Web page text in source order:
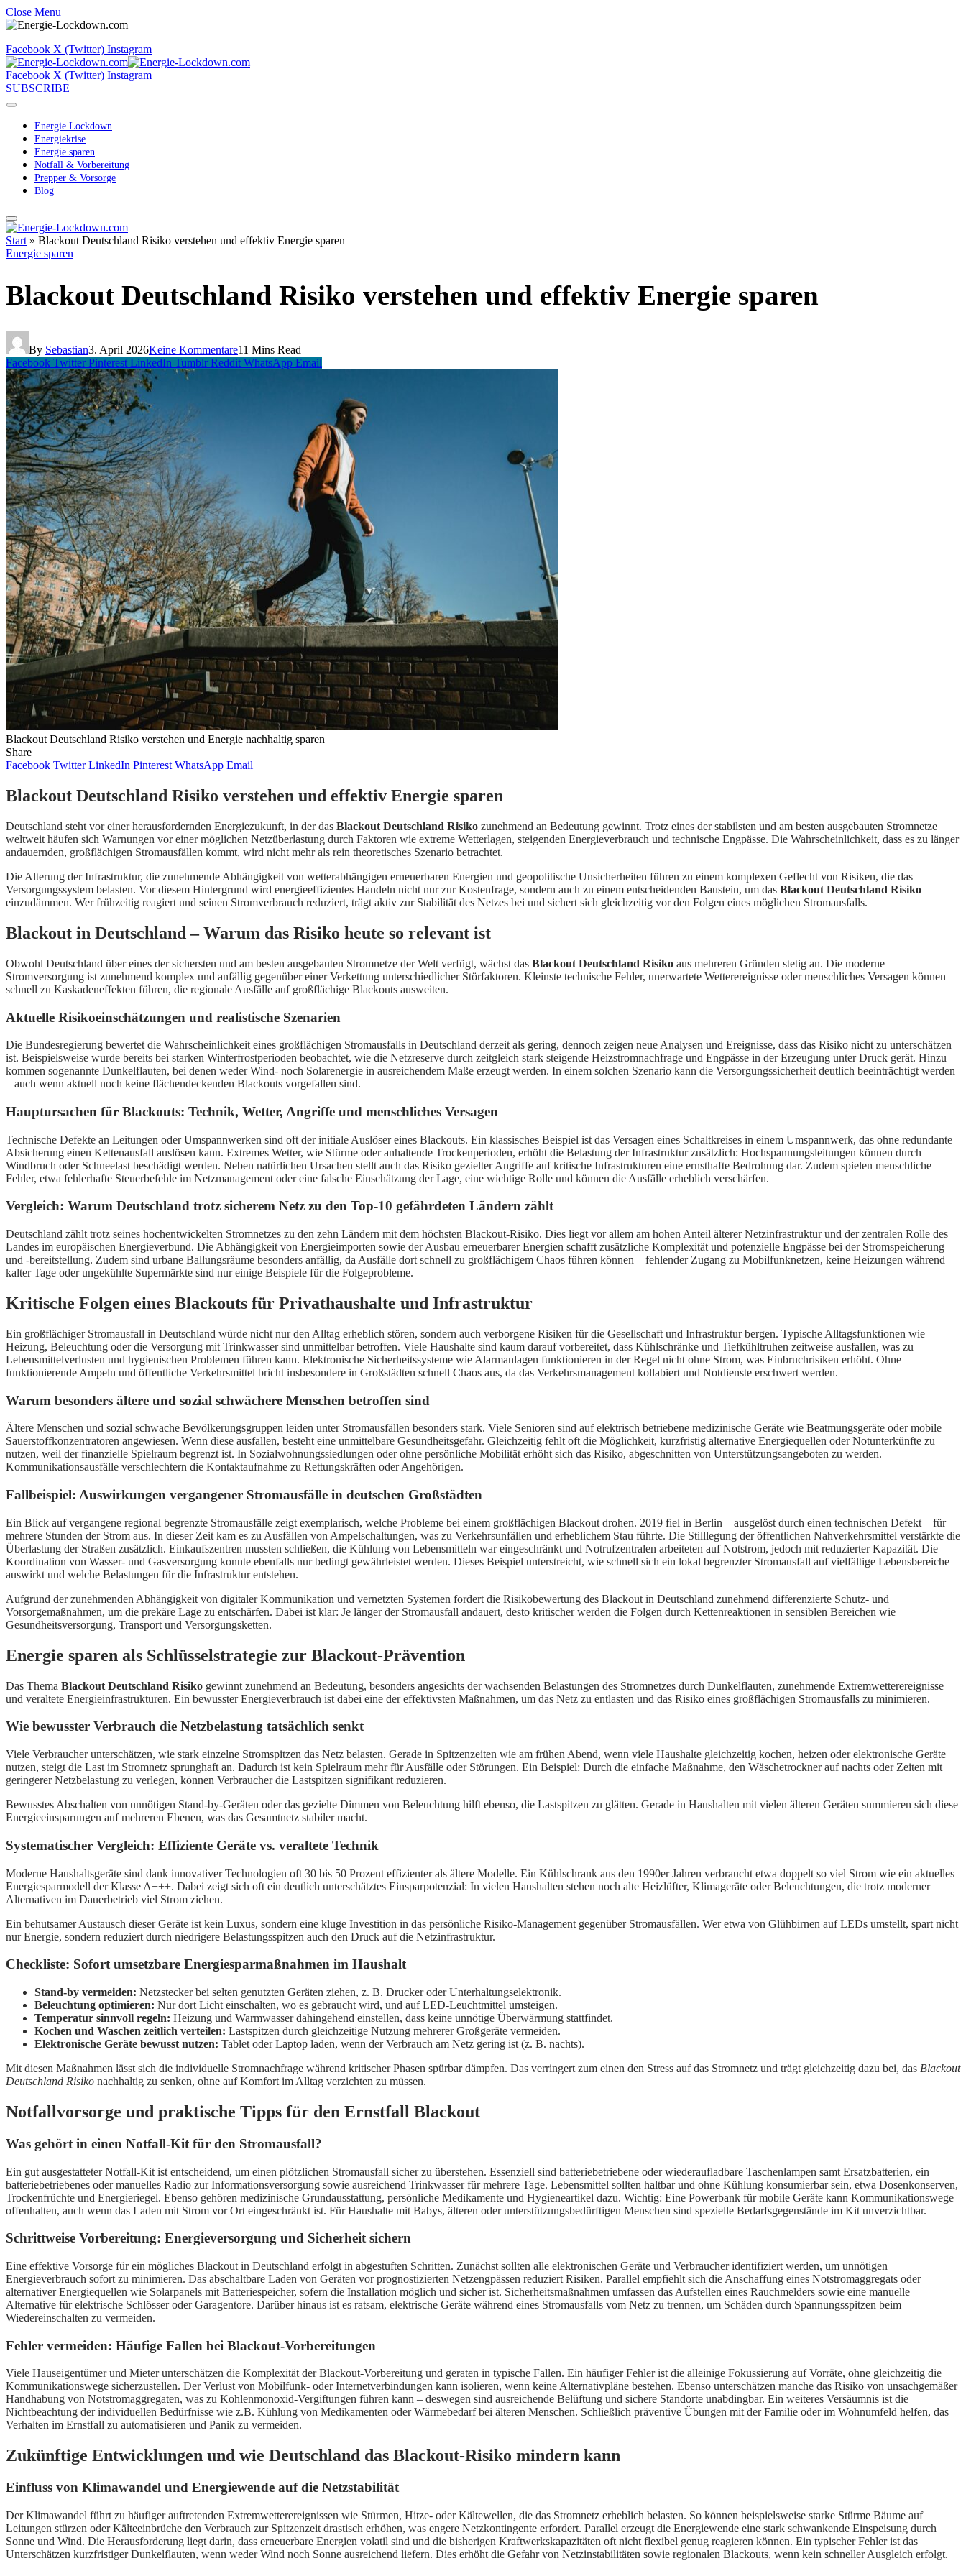
Close Menu
Facebook X (Twitter) Instagram
Facebook X (Twitter) Instagram
SUBSCRIBE
Energie Lockdown
Energiekrise
Energie sparen
Notfall & Vorbereitung
Prepper & Vorsorge
Blog
Start » Blackout Deutschland Risiko verstehen und effektiv Energie sparen
Energie sparen
Blackout Deutschland Risiko verstehen und effektiv Energie sparen
By Sebastian3. April 2026Keine Kommentare11 Mins Read
Facebook Twitter Pinterest LinkedIn Tumblr Reddit WhatsApp Email
Blackout Deutschland Risiko verstehen und Energie nachhaltig sparen
Share
Facebook Twitter LinkedIn Pinterest WhatsApp Email
Blackout Deutschland Risiko verstehen und effektiv Energie sparen
Deutschland steht vor einer herausfordernden Energiezukunft, in der das Blackout Deutschland Risiko zunehmend an Bedeutung gewinnt. Trotz eines der stabilsten und am besten ausgebauten Stromnetze
weltweit häufen sich Warnungen vor einer möglichen Netzüberlastung durch Faktoren wie extreme Wetterlagen, steigenden Energieverbrauch und technische Engpässe. Die Wahrscheinlichkeit, dass es zu länger
andauernden, großflächigen Stromausfällen kommt, wird nicht mehr als rein theoretisches Szenario betrachtet.
Die Alterung der Infrastruktur, die zunehmende Abhängigkeit von wetterabhängigen erneuerbaren Energien und geopolitische Unsicherheiten führen zu einem komplexen Geflecht von Risiken, die das
Versorgungssystem belasten. Vor diesem Hintergrund wird energieeffizientes Handeln nicht nur zur Kostenfrage, sondern auch zu einem entscheidenden Baustein, um das Blackout Deutschland Risiko
einzudämmen. Wer frühzeitig reagiert und seinen Stromverbrauch reduziert, trägt aktiv zur Stabilität des Netzes bei und sichert sich gleichzeitig vor den Folgen eines möglichen Stromausfalls.
Blackout in Deutschland – Warum das Risiko heute so relevant ist
Obwohl Deutschland über eines der sichersten und am besten ausgebauten Stromnetze der Welt verfügt, wächst das Blackout Deutschland Risiko aus mehreren Gründen stetig an. Die moderne
Stromversorgung ist zunehmend komplex und anfällig gegenüber einer Verkettung unterschiedlicher Störfaktoren. Kleinste technische Fehler, unerwartete Wetterereignisse oder menschliches Versagen können
schnell zu Kaskadeneffekten führen, die regionale Ausfälle auf großflächige Blackouts ausweiten.
Aktuelle Risikoeinschätzungen und realistische Szenarien
Die Bundesregierung bewertet die Wahrscheinlichkeit eines großflächigen Stromausfalls in Deutschland derzeit als gering, dennoch zeigen neue Analysen und Ereignisse, dass das Risiko nicht zu unterschätzen
ist. Beispielsweise wurde bereits bei starken Winterfrostperioden beobachtet, wie die Netzreserve durch zeitgleich stark steigende Heizstromnachfrage und Engpässe in der Erzeugung unter Druck gerät. Hinzu
kommen sogenannte Dunkelflauten, bei denen weder Wind- noch Solarenergie in ausreichendem Maße erzeugt werden. In einem solchen Szenario kann die Versorgungssicherheit deutlich beeinträchtigt werden
– auch wenn aktuell noch keine flächendeckenden Blackouts vorgefallen sind.
Hauptursachen für Blackouts: Technik, Wetter, Angriffe und menschliches Versagen
Technische Defekte an Leitungen oder Umspannwerken sind oft der initiale Auslöser eines Blackouts. Ein klassisches Beispiel ist das Versagen eines Schaltkreises in einem Umspannwerk, das ohne redundante
Absicherung einen Kettenausfall auslösen kann. Extremes Wetter, wie Stürme oder anhaltende Trockenperioden, erhöht die Belastung der Infrastruktur zusätzlich: Hochspannungsleitungen können durch
Windbruch oder Schneelast beschädigt werden. Neben natürlichen Ursachen stellt auch das Risiko gezielter Angriffe auf kritische Infrastrukturen eine ernsthafte Bedrohung dar. Zudem spielen menschliche
Fehler, etwa fehlerhafte Steuerbefehle im Netzmanagement oder eine falsche Einschätzung der Lage, eine wichtige Rolle und können die Ausfälle erheblich verschärfen.
Vergleich: Warum Deutschland trotz sicherem Netz zu den Top-10 gefährdeten Ländern zählt
Deutschland zählt trotz seines hochentwickelten Stromnetzes zu den zehn Ländern mit dem höchsten Blackout-Risiko. Dies liegt vor allem am hohen Anteil älterer Netzinfrastruktur und der zentralen Rolle des
Landes im europäischen Energieverbund. Die Abhängigkeit von Energieimporten sowie der Ausbau erneuerbarer Energien schafft zusätzliche Komplexität und potenzielle Engpässe bei der Stromspeicherung
und -bereitstellung. Zudem sind urbane Ballungsräume besonders anfällig, da Ausfälle dort schnell zu großflächigem Chaos führen können – fehlender Zugang zu Mobilfunknetzen, keine Heizungen während
kalter Tage oder ungekühlte Supermärkte sind nur einige Beispiele für die Folgeprobleme.
Kritische Folgen eines Blackouts für Privathaushalte und Infrastruktur
Ein großflächiger Stromausfall in Deutschland würde nicht nur den Alltag erheblich stören, sondern auch verborgene Risiken für die Gesellschaft und Infrastruktur bergen. Typische Alltagsfunktionen wie
Heizung, Beleuchtung oder die Versorgung mit Trinkwasser sind unmittelbar betroffen. Viele Haushalte sind kaum darauf vorbereitet, dass Kühlschränke und Tiefkühltruhen zeitweise ausfallen, was zu
Lebensmittelverlusten und hygienischen Problemen führen kann. Elektronische Sicherheitssysteme wie Alarmanlagen funktionieren in der Regel nicht ohne Strom, was Einbruchrisiken erhöht. Ohne
funktionierende Ampeln und öffentliche Verkehrsmittel bricht insbesondere in Großstädten schnell Chaos aus, da das Verkehrsmanagement kollabiert und Notdienste erschwert werden.
Warum besonders ältere und sozial schwächere Menschen betroffen sind
Ältere Menschen und sozial schwache Bevölkerungsgruppen leiden unter Stromausfällen besonders stark. Viele Senioren sind auf elektrisch betriebene medizinische Geräte wie Beatmungsgeräte oder mobile
Sauerstoffkonzentratoren angewiesen. Wenn diese ausfallen, besteht eine unmittelbare Gesundheitsgefahr. Gleichzeitig fehlt oft die Möglichkeit, kurzfristig alternative Energiequellen oder Notunterkünfte zu
nutzen, weil der finanzielle Spielraum begrenzt ist. In Sozialwohnungssiedlungen oder ohne persönliche Mobilität erhöht sich das Risiko, abgeschnitten von Unterstützungsangeboten zu werden.
Kommunikationsausfälle verschlechtern die Kontaktaufnahme zu Rettungskräften oder Angehörigen.
Fallbeispiel: Auswirkungen vergangener Stromausfälle in deutschen Großstädten
Ein Blick auf vergangene regional begrenzte Stromausfälle zeigt exemplarisch, welche Probleme bei einem großflächigen Blackout drohen. 2019 fiel in Berlin – ausgelöst durch einen technischen Defekt – für
mehrere Stunden der Strom aus. In dieser Zeit kam es zu Ausfällen von Ampelschaltungen, was zu Verkehrsunfällen und erheblichem Stau führte. Die Stilllegung der öffentlichen Nahverkehrsmittel verstärkte die
Überlastung der Straßen zusätzlich. Einkaufszentren mussten schließen, die Kühlung von Lebensmitteln war eingeschränkt und Notrufzentralen arbeiteten auf Notstrom, jedoch mit reduzierter Kapazität. Die
Koordination von Wasser- und Gasversorgung konnte ebenfalls nur bedingt gewährleistet werden. Dieses Beispiel unterstreicht, wie schnell sich ein lokal begrenzter Stromausfall auf vielfältige Lebensbereiche
auswirkt und welche Belastungen für die Infrastruktur entstehen.
Aufgrund der zunehmenden Abhängigkeit von digitaler Kommunikation und vernetzten Systemen fordert die Risikobewertung des Blackout in Deutschland zunehmend differenzierte Schutz- und
Vorsorgemaßnahmen, um die prekäre Lage zu entschärfen. Dabei ist klar: Je länger der Stromausfall andauert, desto kritischer werden die Folgen durch Kettenreaktionen in sensiblen Bereichen wie
Gesundheitsversorgung, Transport und Versorgungsketten.
Energie sparen als Schlüsselstrategie zur Blackout-Prävention
Das Thema Blackout Deutschland Risiko gewinnt zunehmend an Bedeutung, besonders angesichts der wachsenden Belastungen des Stromnetzes durch Dunkelflauten, zunehmende Extremwetterereignisse
und veraltete Energieinfrastrukturen. Ein bewusster Energieverbrauch ist dabei eine der effektivsten Maßnahmen, um das Netz zu entlasten und das Risiko eines großflächigen Stromausfalls zu minimieren.
Wie bewusster Verbrauch die Netzbelastung tatsächlich senkt
Viele Verbraucher unterschätzen, wie stark einzelne Stromspitzen das Netz belasten. Gerade in Spitzenzeiten wie am frühen Abend, wenn viele Haushalte gleichzeitig kochen, heizen oder elektronische Geräte
nutzen, steigt die Last im Stromnetz sprunghaft an. Dadurch ist kein Spielraum mehr für Ausfälle oder Störungen. Ein Beispiel: Durch die einfache Maßnahme, den Wäschetrockner auf nachts oder Zeiten mit
geringerer Netzbelastung zu verlegen, können Verbraucher die Lastspitzen signifikant reduzieren.
Bewusstes Abschalten von unnötigen Stand-by-Geräten oder das gezielte Dimmen von Beleuchtung hilft ebenso, die Lastspitzen zu glätten. Gerade in Haushalten mit vielen älteren Geräten summieren sich diese
Energieeinsparungen auf mehreren Ebenen, was das Gesamtnetz stabiler macht.
Systematischer Vergleich: Effiziente Geräte vs. veraltete Technik
Moderne Haushaltsgeräte sind dank innovativer Technologien oft 30 bis 50 Prozent effizienter als ältere Modelle. Ein Kühlschrank aus den 1990er Jahren verbraucht etwa doppelt so viel Strom wie ein aktuelles
Energiesparmodell der Klasse A+++. Dabei zeigt sich oft ein deutlich unterschätztes Einsparpotenzial: In vielen Haushalten stehen noch alte Heizlüfter, Klimageräte oder Beleuchtungen, die trotz moderner
Alternativen im Dauerbetrieb viel Strom ziehen.
Ein behutsamer Austausch dieser Geräte ist kein Luxus, sondern eine kluge Investition in das persönliche Risiko-Management gegenüber Stromausfällen. Wer etwa von Glühbirnen auf LEDs umstellt, spart nicht
nur Energie, sondern reduziert durch niedrigere Belastungsspitzen auch den Druck auf die Netzinfrastruktur.
Checkliste: Sofort umsetzbare Energiesparmaßnahmen im Haushalt
Stand-by vermeiden: Netzstecker bei selten genutzten Geräten ziehen, z. B. Drucker oder Unterhaltungselektronik.
Beleuchtung optimieren: Nur dort Licht einschalten, wo es gebraucht wird, und auf LED-Leuchtmittel umsteigen.
Temperatur sinnvoll regeln: Heizung und Warmwasser dahingehend einstellen, dass keine unnötige Überwärmung stattfindet.
Kochen und Waschen zeitlich verteilen: Lastspitzen durch gleichzeitige Nutzung mehrerer Großgeräte vermeiden.
Elektronische Geräte bewusst nutzen: Tablet oder Laptop laden, wenn der Verbrauch am Netz gering ist (z. B. nachts).
Mit diesen Maßnahmen lässt sich die individuelle Stromnachfrage während kritischer Phasen spürbar dämpfen. Das verringert zum einen den Stress auf das Stromnetz und trägt gleichzeitig dazu bei, das Blackout
Deutschland Risiko nachhaltig zu senken, ohne auf Komfort im Alltag verzichten zu müssen.
Notfallvorsorge und praktische Tipps für den Ernstfall Blackout
Was gehört in einen Notfall-Kit für den Stromausfall?
Ein gut ausgestatteter Notfall-Kit ist entscheidend, um einen plötzlichen Stromausfall sicher zu überstehen. Essenziell sind batteriebetriebene oder wiederaufladbare Taschenlampen samt Ersatzbatterien, ein
batteriebetriebenes oder manuelles Radio zur Informationsversorgung sowie ausreichend Trinkwasser für mehrere Tage. Lebensmittel sollten haltbar und ohne Kühlung konsumierbar sein, etwa Dosenkonserven,
Trockenfrüchte und Energieriegel. Ebenso gehören medizinische Grundausstattung, persönliche Medikamente und Hygieneartikel dazu. Wichtig: Eine Powerbank für mobile Geräte kann Kommunikationswege
offenhalten, auch wenn das Laden mit Strom vor Ort eingeschränkt ist. Für Haushalte mit Babys, älteren oder unterstützungsbedürftigen Menschen sind spezielle Bedarfsgegenstände im Kit unverzichtbar.
Schrittweise Vorbereitung: Energieversorgung und Sicherheit sichern
Eine effektive Vorsorge für ein mögliches Blackout in Deutschland erfolgt in abgestuften Schritten. Zunächst sollten alle elektronischen Geräte und Verbraucher identifiziert werden, um unnötigen
Energieverbrauch sofort zu minimieren. Das abschaltbare Laden von Geräten vor prognostizierten Netzengpässen reduziert Risiken. Parallel empfiehlt sich die Anschaffung eines Notstromaggregats oder
alternativer Energiequellen wie Solarpanels mit Batteriespeicher, sofern die Installation möglich und sicher ist. Sicherheitsmaßnahmen umfassen das Aufstellen eines Rauchmelders sowie eine manuelle
Alternative für elektrische Schlösser oder Garagentore. Darüber hinaus ist es ratsam, elektrische Geräte während eines Stromausfalls vom Netz zu trennen, um Schäden durch Spannungsspitzen beim
Wiedereinschalten zu vermeiden.
Fehler vermeiden: Häufige Fallen bei Blackout-Vorbereitungen
Viele Hauseigentümer und Mieter unterschätzen die Komplexität der Blackout-Vorbereitung und geraten in typische Fallen. Ein häufiger Fehler ist die alleinige Fokussierung auf Vorräte, ohne gleichzeitig die
Kommunikationswege sicherzustellen. Der Verlust von Mobilfunk- oder Internetverbindungen kann isolieren, wenn keine Alternativpläne bestehen. Ebenso unterschätzen manche das Risiko von unsachgemäßer
Handhabung von Notstromaggregaten, was zu Kohlenmonoxid-Vergiftungen führen kann – deswegen sind ausreichende Belüftung und sichere Standorte unabdingbar. Ein weiteres Versäumnis ist die
Nichtbeachtung der individuellen Bedürfnisse wie z.B. Kühlung von Medikamenten oder Wärmebedarf bei älteren Menschen. Schließlich präventive Übungen mit der Familie oder im Wohnumfeld helfen, das
Verhalten im Ernstfall zu automatisieren und Panik zu vermeiden.
Zukünftige Entwicklungen und wie Deutschland das Blackout-Risiko mindern kann
Einfluss von Klimawandel und Energiewende auf die Netzstabilität
Der Klimawandel führt zu häufiger auftretenden Extremwetterereignissen wie Stürmen, Hitze- oder Kältewellen, die das Stromnetz erheblich belasten. So können beispielsweise starke Stürme Bäume auf
Leitungen stürzen oder Kälteeinbrüche den Verbrauch zur Spitzenzeit drastisch erhöhen, was engere Netzkontingente erfordert. Parallel erzeugt die Energiewende eine stark schwankende Einspeisung durch
Sonne und Wind. Die Herausforderung liegt darin, dass erneuerbare Energien volatil sind und die bisherigen Kraftwerkskapazitäten oft nicht flexibel genug reagieren können. Ein typischer Fehler ist das
Unterschätzen kurzfristiger Dunkelflauten, wenn weder Wind noch Sonne ausreichend liefern. Dies erhöht die Gefahr von Netzinstabilitäten sowie regionalen Blackouts, wenn kein schneller Ausgleich erfolgt.